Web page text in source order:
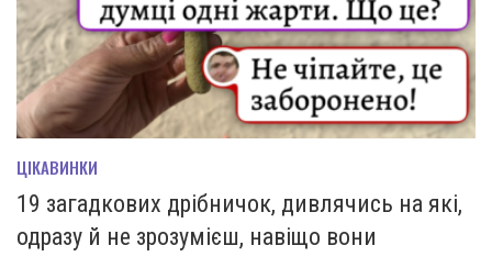
ЦІКАВИНКИ
19 загадкових дрібничок, дивлячись на які,
одразу й не зрозумієш, навіщо вони